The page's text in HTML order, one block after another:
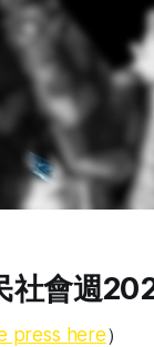
社會週
press here）